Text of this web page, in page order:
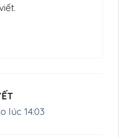
lúc 14:03